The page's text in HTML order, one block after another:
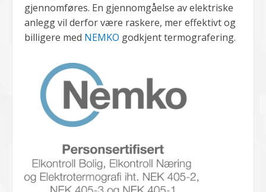
gjennomføres. En gjennomgåelse av elektriske
anlegg vil derfor være raskere, mer effektivt og
billigere med NEMKO godkjent termografering.